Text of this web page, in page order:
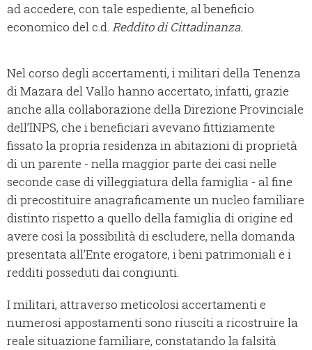
ad accedere, con tale espediente, al beneficio
economico del c.d. Reddito di Cittadinanza.
Nel corso degli accertamenti, i militari della Tenenza
di Mazara del Vallo hanno accertato, infatti, grazie
anche alla collaborazione della Direzione Provinciale
dell’INPS, che i beneficiari avevano fittiziamente
fissato la propria residenza in abitazioni di proprietà
di un parente - nella maggior parte dei casi nelle
seconde case di villeggiatura della famiglia - al fine
di precostituire anagraficamente un nucleo familiare
distinto rispetto a quello della famiglia di origine ed
avere così la possibilità di escludere, nella domanda
presentata all’Ente erogatore, i beni patrimoniali e i
redditi posseduti dai congiunti.
I militari, attraverso meticolosi accertamenti e
numerosi appostamenti sono riusciti a ricostruire la
reale situazione familiare, constatando la falsità